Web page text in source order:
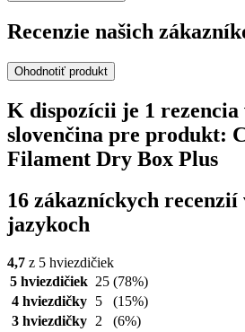
Recenzie našich
Ohodnotiť produkt
K dispozícii je 1
slovenčina pre produkt:
Filament Dry Box Plus
16 zákazníckych recenzií
jazykoch
4,7 z 5 hviezdičiek
5 hviezdičiek 25 (78%)
4 hviezdičky
5
(15%)
3 hviezdičky
2
(6%)